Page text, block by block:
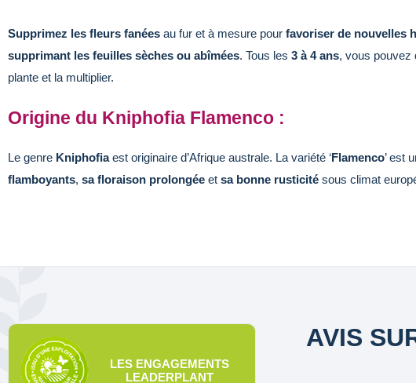
Supprimez les fleurs fanées au fur et à mesure pour favoriser de nouvelles
supprimant les feuilles sèches ou abîmées. Tous les 3 à 4 ans, vous pouvez
plante et la multiplier.
Origine du Kniphofia Flamenco :
Le genre Kniphofiaest originaire d’Afrique australe. La variété ‘Flamenco’ est
flamboyants, sa floraison prolongée et sa bonne rusticité sous climat
LES ENGAGEMENTS
LEADERPLANT
AVIS